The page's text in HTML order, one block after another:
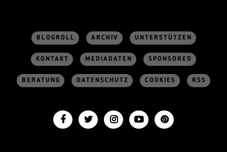
BLOGROLL ARCHIV UNTERSTÜTZEN
KONTAKT MEDIADATEN SPONSORED
BERATUNG DATENSCHUTZ COOKIES RSS